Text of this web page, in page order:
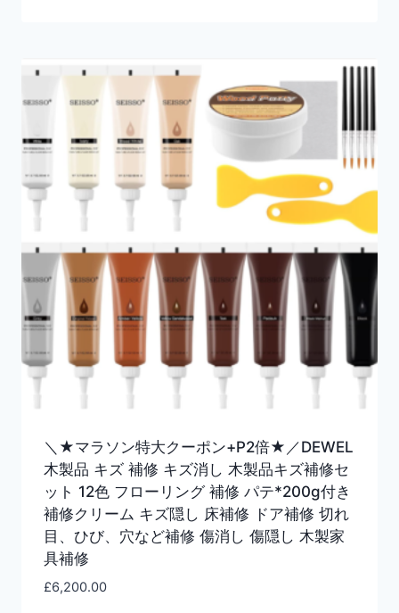
＼★マラソン特大クーポン+P2倍★／DEWEL
木製品 キズ 補修 キズ消し 木製品キズ補修セ
ット 12色 フローリング 補修 パテ*200g付き
補修クリーム キズ隠し 床補修 ドア補修 切れ
目、ひび、穴など補修 傷消し 傷隠し 木製家
具補修
£6,200.00